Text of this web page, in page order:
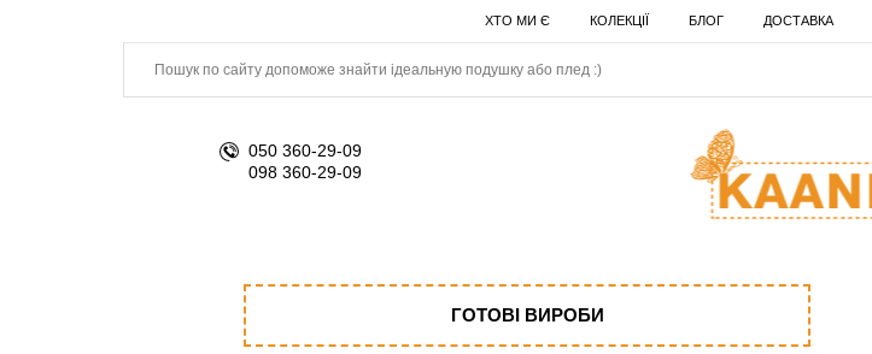
ХТО МИ Є КОЛЕКЦІЇ БЛОГ ДОСТАВКА
050 360-29-09
098 360-29-09
ГОТОВІ ВИРОБИ